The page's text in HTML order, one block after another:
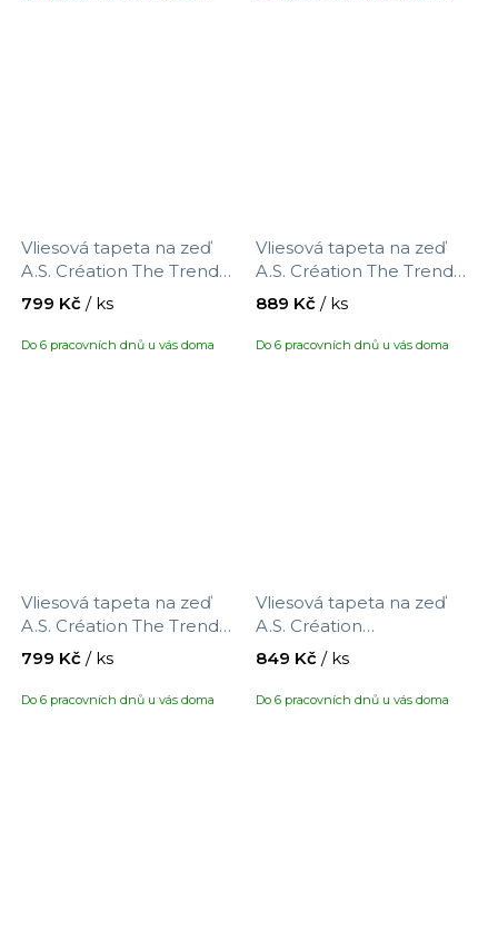
Vliesová tapeta na zeď
A.S. Création The Trend
Spectrum 908018,
velikost 10,05 x 0,53 m
Do 6 pracovních dnů u vás doma
799 Kč / ks
Vliesová tapeta na zeď
A.S. Création The Trend
Spectrum 792333,
velikost 10,05 x 0,53 m
Do 6 pracovních dnů u vás doma
889 Kč / ks
Vliesová tapeta na zeď
A.S. Création The Trend
Spectrum 324798,
velikost 10,05 x 0,53 m
Do 6 pracovních dnů u vás doma
799 Kč / ks
Vliesová tapeta na zeď
A.S. Création
Metropolitan Stories
Vibes & Styles 792025,
velikost 10,05 x 0,53 m
Do 6 pracovních dnů u vás doma
849 Kč / ks